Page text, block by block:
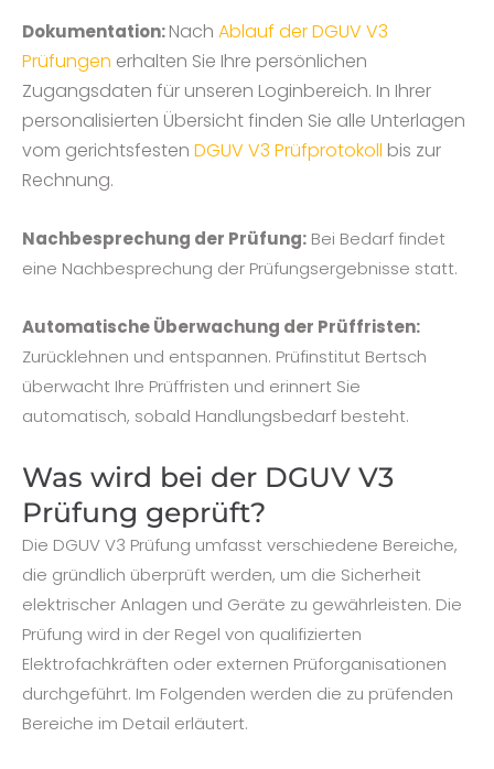
Dokumentation:Nach Ablauf der DGUV V3
Prüfungen erhalten Sie Ihre persönlichen
Zugangsdaten für unseren Loginbereich. In Ihrer
personalisierten Übersicht finden Sie alle Unterlagen
vom gerichtsfesten DGUV V3 Prüfprotokoll bis zur
Rechnung.
Nachbesprechung der Prüfung: Bei Bedarf findet
eine Nachbesprechung der Prüfungsergebnisse statt.
Automatische Überwachung der Prüffristen:
Zurücklehnen und entspannen. Prüfinstitut Bertsch
überwacht Ihre Prüffristen und erinnert Sie
automatisch, sobald Handlungsbedarf besteht.
Was wird bei der DGUV V3
Prüfung geprüft?
Die DGUV V3 Prüfung umfasst verschiedene Bereiche,
die gründlich überprüft werden, um die Sicherheit
elektrischer Anlagen und Geräte zu gewährleisten. Die
Prüfung wird in der Regel von qualifizierten
Elektrofachkräften oder externen Prüforganisationen
durchgeführt. Im Folgenden werden die zu prüfenden
Bereiche im Detail erläutert.